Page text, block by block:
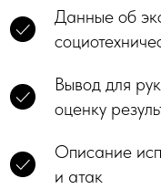
Данные об
Вывод для
оценку
Описание
и атак